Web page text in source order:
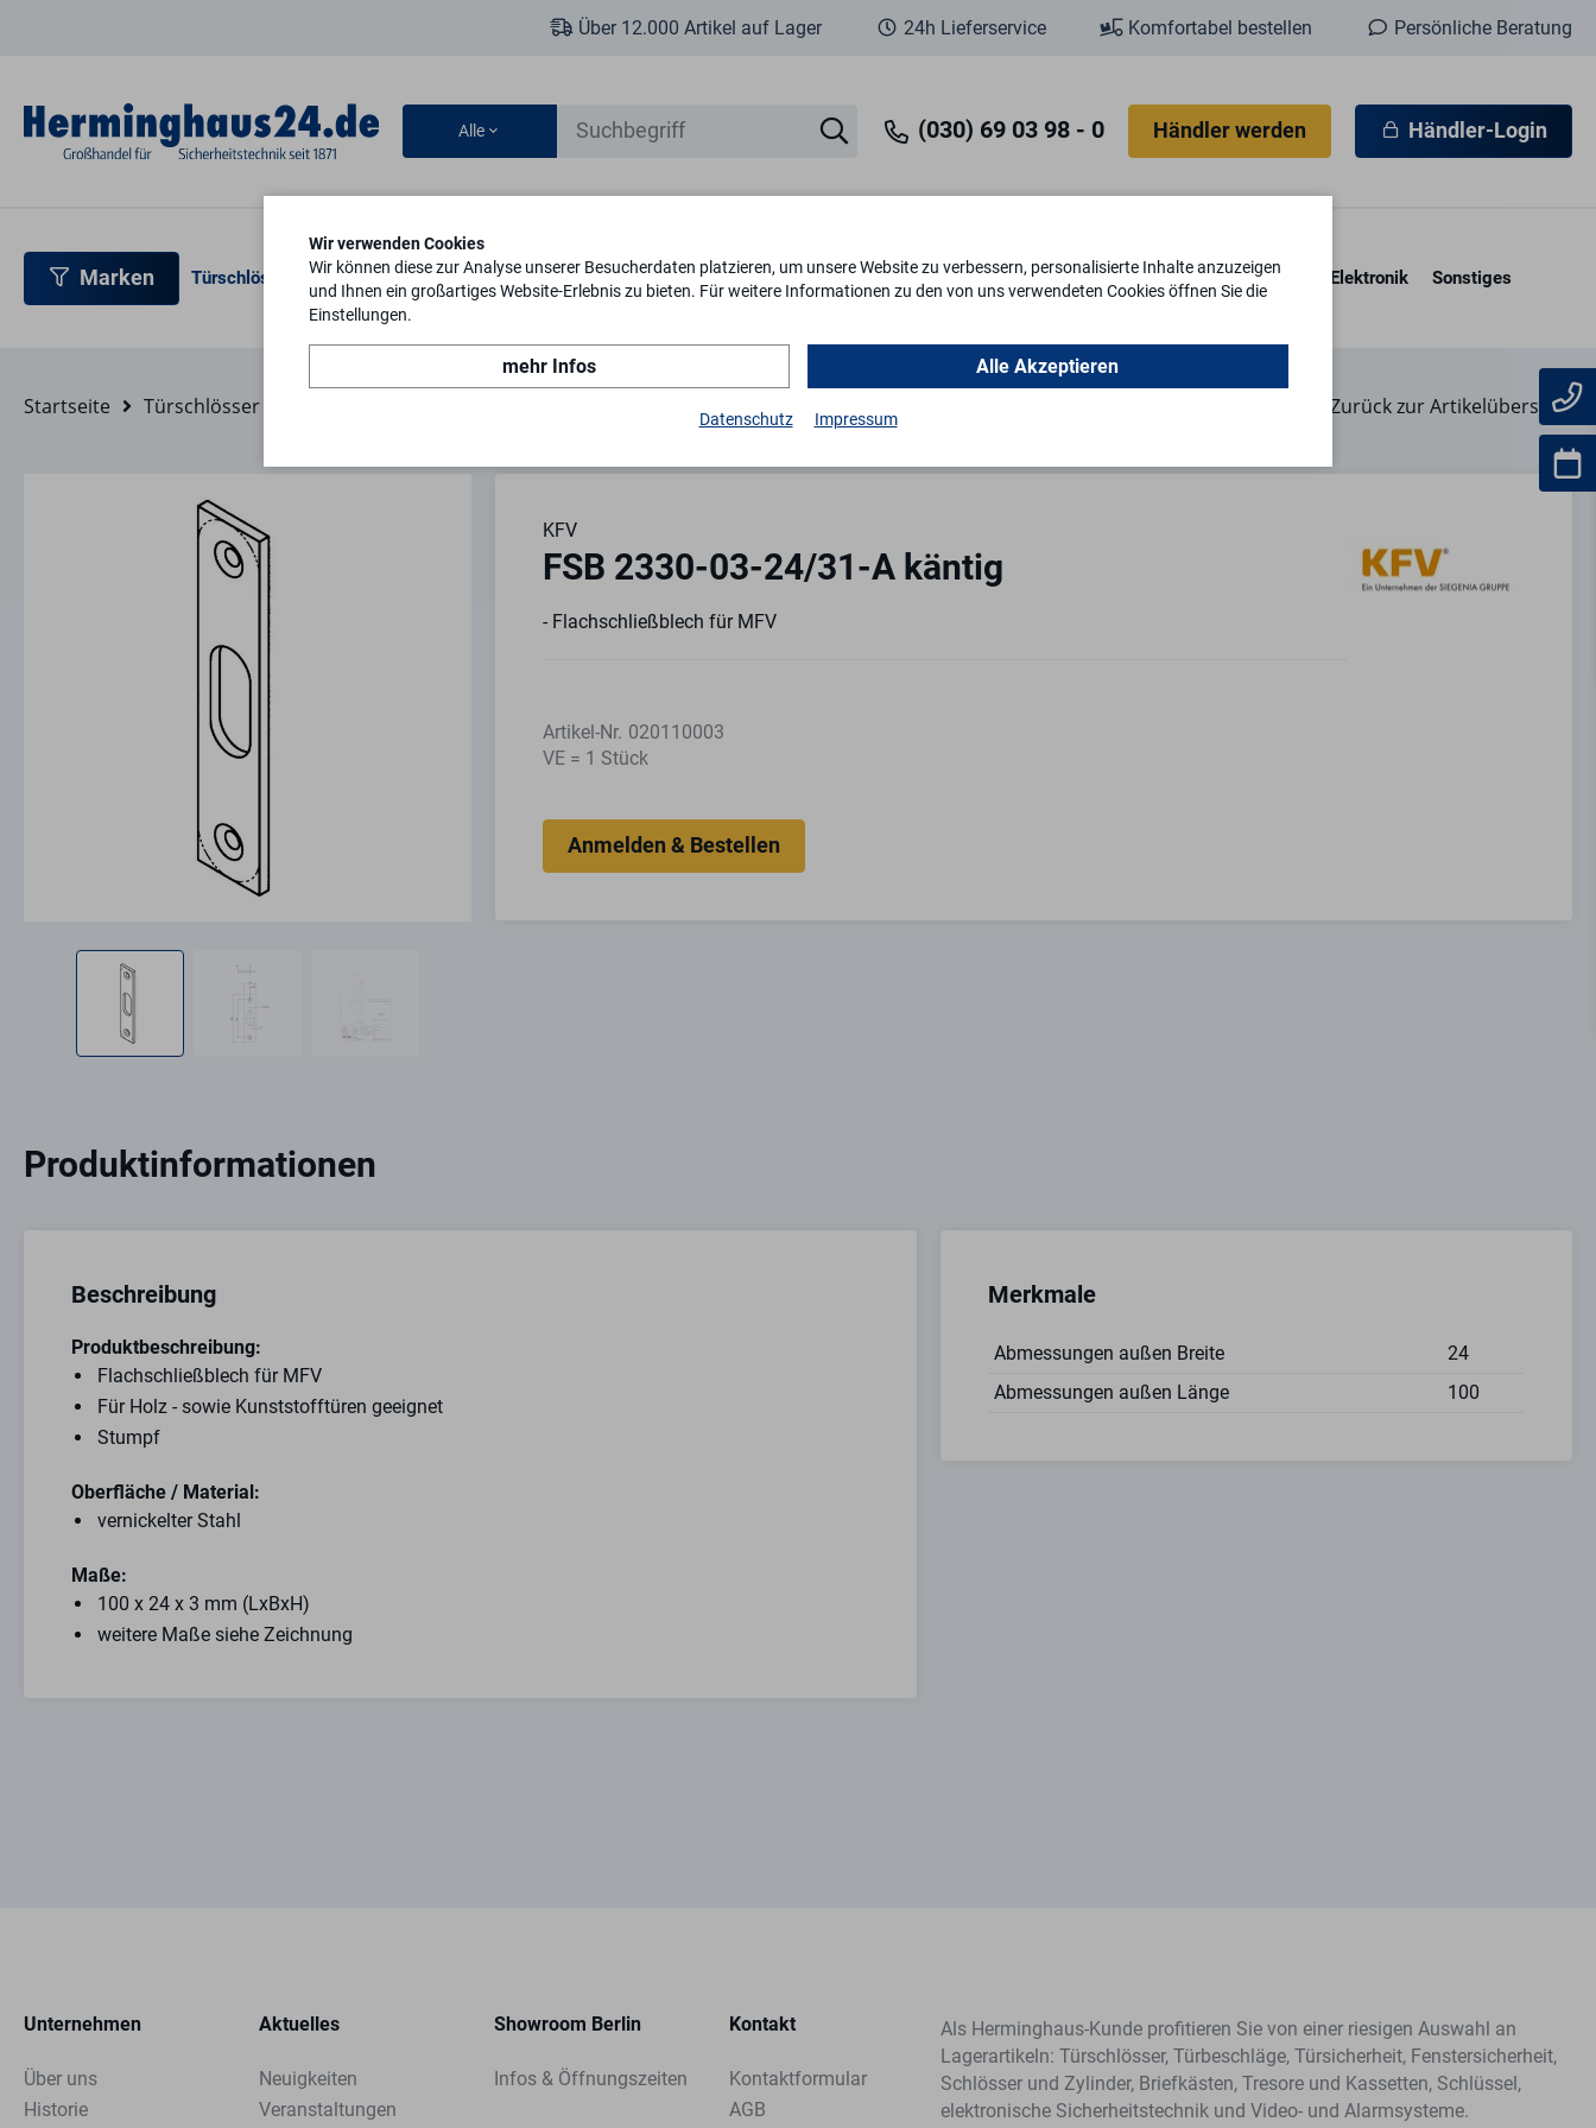
Über 12.000 Artikel auf Lager 24h Lieferservice Komfortabel bestellen Persönliche Beratung
Alle (030) 69 03 98 - 0 Händler werden Händler-Login
Marken Türschlösser Türbeschläge Türsicherheit Fenstersicherheit Schlösser & Zylinder Briefkästen Tresore & Kassetten Schlüssel Elektronik Sonstiges
Startseite Türschlösser Zurück zur Artikelübersicht
KFV
FSB 2330-03-24/31-A käntig
- Flachschließblech für MFV
Artikel-Nr. 020110003
VE = 1 Stück
Produktinformationen
Beschreibung
Produktbeschreibung:
Flachschließblech für MFV
Für Holz - sowie Kunststofftüren geeignet
Stumpf
Oberfläche / Material:
vernickelter Stahl
Maße:
100 x 24 x 3 mm (LxBxH)
weitere Maße siehe Zeichnung
Merkmale
Abmessungen außen Breite
24
Abmessungen außen Länge
100
Unternehmen
Über uns
Historie
Aktuelles
Neuigkeiten
Veranstaltungen
Showroom Berlin
Infos & Öffnungszeiten
Kontakt
Kontaktformular
AGB
Als Herminghaus-Kunde profitieren Sie von einer riesigen Auswahl an
Lagerartikeln: Türschlösser, Türbeschläge, Türsicherheit, Fenstersicherheit,
Schlösser und Zylinder, Briefkästen, Tresore und Kassetten, Schlüssel,
elektronische Sicherheitstechnik und Video- und Alarmsysteme.
Wir verwenden Cookies
Wir können diese zur Analyse unserer Besucherdaten platzieren, um unsere Website zu verbessern, personalisierte Inhalte anzuzeigen
und Ihnen ein großartiges Website-Erlebnis zu bieten. Für weitere Informationen zu den von uns verwendeten Cookies öffnen Sie die
Einstellungen.
mehr Infos Alle Akzeptieren
Datenschutz Impressum